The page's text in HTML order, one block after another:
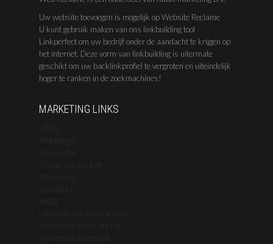
Uw website toevoegen is mogelijk op Website Reclame
U kunt gebruik maken van ons linkbuilding tool
Linkperfect om uw bedrijf onder de aandacht te krijgen op
het internet. Deze vorm van linkbuilding is uitermate
geschikt om uw backlinkprofiel te vergroten en uiteindelijk
hoger te ranken in de zoekmachines!
MARKETING LINKS